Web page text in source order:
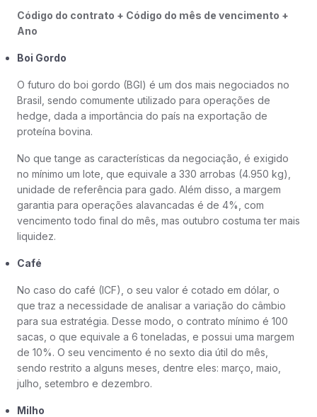
Código do contrato + Código do mês de vencimento +
Ano
Boi Gordo
O futuro do boi gordo (BGI) é um dos mais negociados no
Brasil, sendo comumente utilizado para operações de
hedge, dada a importância do país na exportação de
proteína bovina.
No que tange as características da negociação, é exigido
no mínimo um lote, que equivale a 330 arrobas (4.950 kg),
unidade de referência para gado. Além disso, a margem
garantia para operações alavancadas é de 4%, com
vencimento todo final do mês, mas outubro costuma ter mais
liquidez.
Café
No caso do café (ICF), o seu valor é cotado em dólar, o
que traz a necessidade de analisar a variação do câmbio
para sua estratégia. Desse modo, o contrato mínimo é 100
sacas, o que equivale a 6 toneladas, e possui uma margem
de 10%. O seu vencimento é no sexto dia útil do mês,
sendo restrito a alguns meses, dentre eles: março, maio,
julho, setembro e dezembro.
Milho